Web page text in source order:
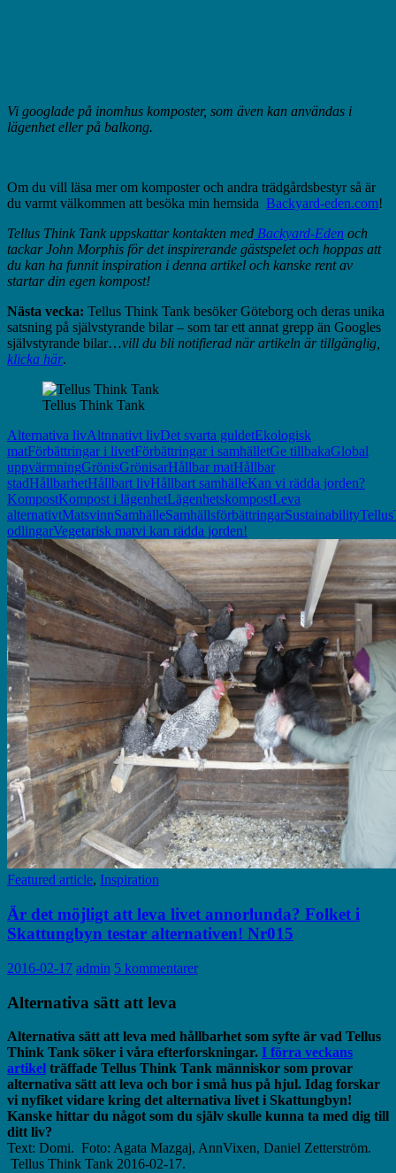
Vi googlade på inomhus komposter, som även kan användas i
lägenhet eller på balkong.
Om du vill läsa mer om komposter och andra trädgårdsbestyr så är
du varmt välkommen att besöka min hemsida Backyard-eden.com!
Tellus Think Tank uppskattar kontakten med Backyard-Eden och
tackar John Morphis för det inspirerande gästspelet och hoppas att
du kan ha funnit inspiration i denna artikel och kanske rent av
startar din egen kompost!
Nästa vecka: Tellus Think Tank besöker Göteborg och deras unika
satsning på självstyrande bilar – som tar ett annat grepp än Googles
självstyrande bilar…vill du bli notifierad när artikeln är tillgänglig,
klicka här.
Tellus Think Tank
Alternativa livAltnnativt livDet svarta guldetEkologisk
matFörbättringar i livetFörbättringar i samhälletGe tillbakaGlobal
uppvärmningGrönisGrönisarHållbar matHållbar
stadHållbarhetHållbart livHållbart samhälleKan vi rädda jorden?
KompostKompost i lägenhetLägenhetskompostLeva
alternativtMatsvinnSamhälleSamhällsförbättringarSustainability
odlingarVegetarisk matvi kan rädda jorden!
Featured article, Inspiration
Är det möjligt att leva livet annorlunda? Folket i
Skattungbyn testar alternativen! Nr015
2016-02-17 admin 5 kommentarer
Alternativa sätt att leva
Alternativa sätt att leva med hållbarhet som syfte är vad Tellus
Think Tank söker i våra efterforskningar. I förra veckans
artikel träffade Tellus Think Tank människor som provar
alternativa sätt att leva och bor i små hus på hjul. Idag forskar
vi nyfiket vidare kring det alternativa livet i Skattungbyn!
Kanske hittar du något som du själv skulle kunna ta med dig till
ditt liv?
Text: Domi. Foto: Agata Mazgaj, AnnVixen, Daniel Zetterström.
Tellus Think Tank 2016-02-17.